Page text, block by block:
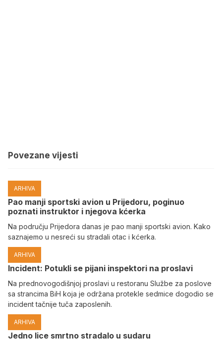
Povezane vijesti
ARHIVA
Pao manji sportski avion u Prijedoru, poginuo
poznati instruktor i njegova kćerka
Na području Prijedora danas je pao manji sportski avion. Kako
saznajemo u nesreći su stradali otac i kćerka.
ARHIVA
Incident: Potukli se pijani inspektori na proslavi
Na prednovogodišnjoj proslavi u restoranu Službe za poslove
sa strancima BiH koja je održana protekle sedmice dogodio se
incident tačnije tuča zaposlenih.
ARHIVA
Јedno lice smrtno stradalo u sudaru